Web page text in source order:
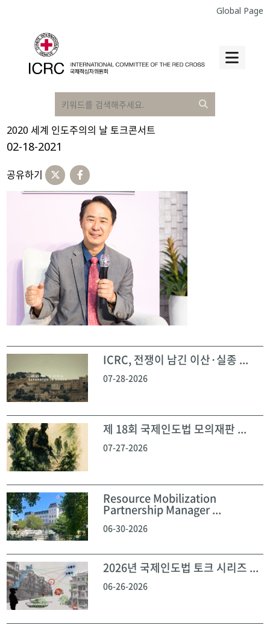
Global Page
2020 세계 인도주의의 날 토크콘서트
02-18-2021
공유하기
ICRC, 전쟁이 남긴 이산·실종 ...
07-28-2026
제 18회 국제인도법 모의재판 ...
07-27-2026
Resource Mobilization
Partnership Manager ...
06-30-2026
2026년 국제인도법 토크 시리즈 ...
06-26-2026